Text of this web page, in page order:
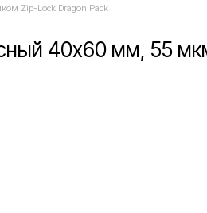
Zip-Lock Dragon Pack
40х60 мм, 55